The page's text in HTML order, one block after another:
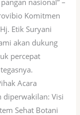
Komitmen
Etik Suryani
akan dukung
percepat
Acara
diperwakilan: Visi
Sehat Botani